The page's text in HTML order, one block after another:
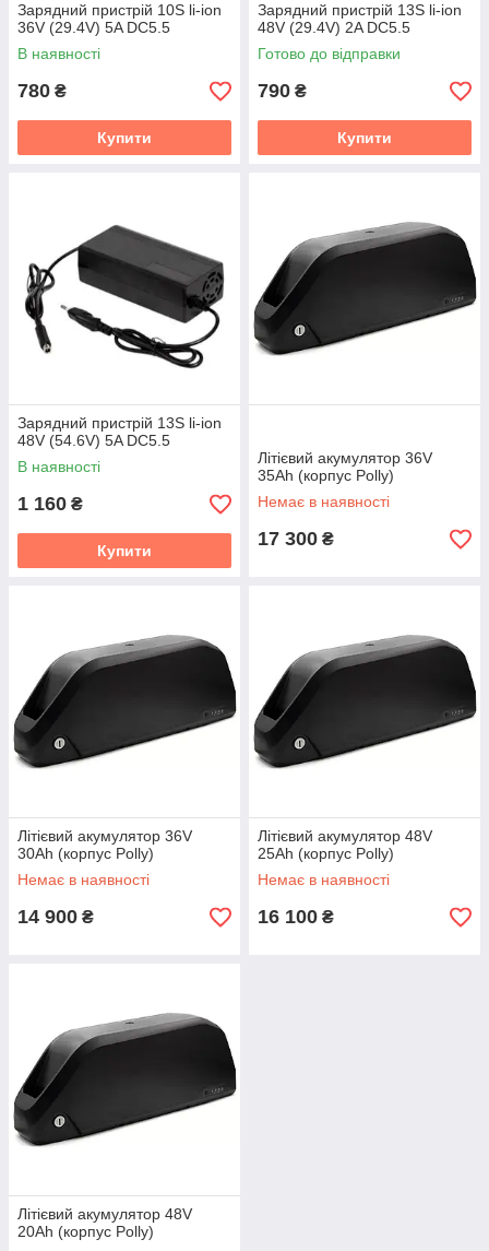
Зарядний пристрій 10S li-ion
36V (29.4V) 5A DC5.5
В наявності
780 ₴
Купити
Зарядний пристрій 13S li-ion
48V (29.4V) 2A DC5.5
Готово до відправки
790 ₴
Купити
Зарядний пристрій 13S li-ion
48V (54.6V) 5A DC5.5
В наявності
1 160 ₴
Купити
Літієвий акумулятор 36V
35Ah (корпус Polly)
Немає в наявності
17 300 ₴
Літієвий акумулятор 36V
30Ah (корпус Polly)
Немає в наявності
14 900 ₴
Літієвий акумулятор 48V
25Ah (корпус Polly)
Немає в наявності
16 100 ₴
Літієвий акумулятор 48V
20Ah (корпус Polly)